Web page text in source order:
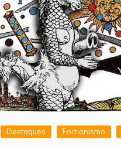
Destaques Fortianismo